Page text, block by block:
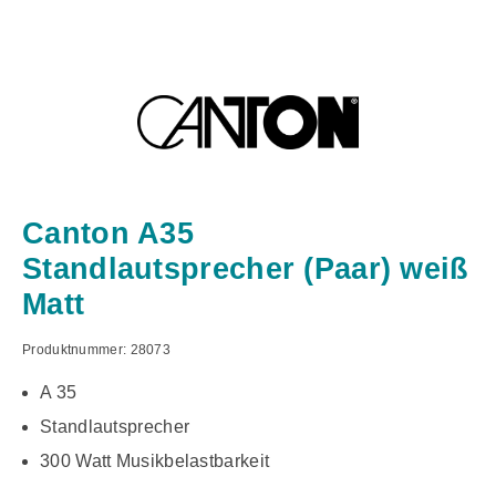
Canton A35
Standlautsprecher (Paar) weiß
Matt
Produktnummer: 28073
A 35
Standlautsprecher
300 Watt Musikbelastbarkeit